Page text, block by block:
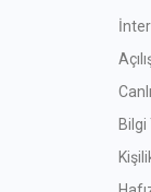
Bilgi